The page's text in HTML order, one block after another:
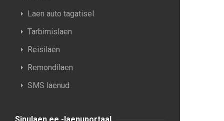
Laen auto tagatisel
Tarbimislaen
Reisilaen
Remondilaen
SMS laenud